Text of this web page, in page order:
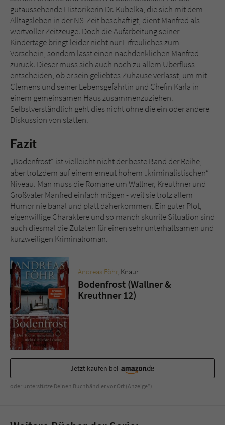
gutaussehende Historikerin Dr. Kubelka, die sich mit dem
Alltagsleben in der NS-Zeit beschäftigt, dient Manfred als
wertvoller Zeitzeuge. Doch die Aufarbeitung seiner
Kindertage bringt leider nicht nur Erfreuliches zum
Vorschein, sondern lässt einen nachdenklichen Manfred
zurück. Dieser muss sich auch noch zu allem Überfluss
entscheiden, ob er sein geliebtes Zuhause verlässt, um mit
Clemens und seiner Lebensgefährtin und Chefin Karla in
einem gemeinsamen Haus zusammenzuziehen.
Selbstverständlich geht dies nicht ohne die ein oder andere
Diskussion von statten.
Fazit
„Bodenfrost“ ist vielleicht nicht der beste Band der Reihe,
aber trotzdem auf einem erneut hohem „kriminalistischen“
Niveau. Man muss die Romane um Wallner, Kreuthner und
Großvater Manfred einfach mögen - weil sie trotz allem
Humor nie banal und platt daherkommen. Ein guter Plot,
eigenwillige Charaktere und so manch skurrile Situation sind
auch diesmal die Zutaten für einen sehr unterhaltsamen und
kurzweiligen Kriminalroman.
Andreas Föhr, Knaur
Bodenfrost (Wallner &
Kreuthner 12)
Jetzt kaufen bei
oder unterstütze Deinen Buchhändler vor Ort (Anzeige*)